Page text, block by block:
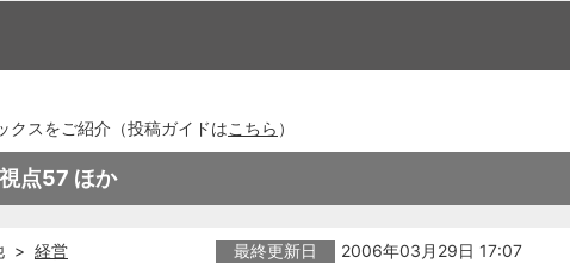
クスをご紹介（投稿ガイドはこちら ）
点57 ほか
> 経営 最終更新日
2006年03月29日 17:07